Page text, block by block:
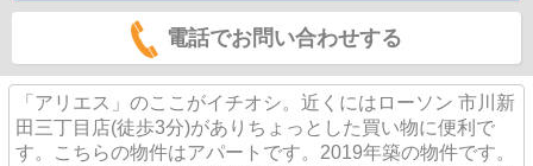
電話でお問い合わせする
「アリエス」のここがイチオシ。近くにはローソン 市川新
田三丁目店(徒歩3分)がありちょっとした買い物に便利で
す。こちらの物件はアパートです。2019年築の物件です。